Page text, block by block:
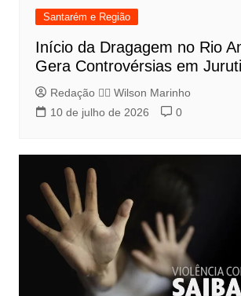
Santarém e Região
Início da Dragagem no Rio
Gera Controvérsias em Juruti
Redação 👨‍⚖️​ Wilson Marinho
10 de julho de 2026
0